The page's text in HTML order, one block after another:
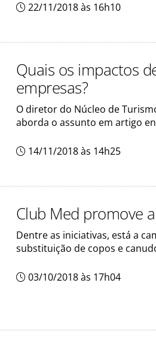
22/11/2018 às 16h10
Quais os impactos
empresas?
O diretor do Núcleo de
aborda o assunto em artigo
14/11/2018 às 14h25
Club Med promove
Dentre as iniciativas, está a
substituição de copos e
03/10/2018 às 17h04